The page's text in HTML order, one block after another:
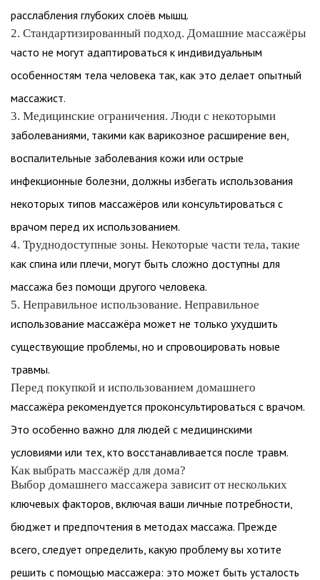
расслабления глубоких слоёв мышц.
2. Стандартизированный подход. Домашние массажёры
часто не могут адаптироваться к индивидуальным
особенностям тела человека так, как это делает опытный
массажист.
3. Медицинские ограничения. Люди с некоторыми
заболеваниями, такими как варикозное расширение вен,
воспалительные заболевания кожи или острые
инфекционные болезни, должны избегать использования
некоторых типов массажёров или консультироваться с
врачом перед их использованием.
4. Труднодоступные зоны. Некоторые части тела, такие
как спина или плечи, могут быть сложно доступны для
массажа без помощи другого человека.
5. Неправильное использование. Неправильное
использование массажёра может не только ухудшить
существующие проблемы, но и спровоцировать новые
травмы.
Перед покупкой и использованием домашнего
массажёра рекомендуется проконсультироваться с врачом.
Это особенно важно для людей с медицинскими
условиями или тех, кто восстанавливается после травм.
Как выбрать массажёр для дома?
Выбор домашнего массажера зависит от нескольких
ключевых факторов, включая ваши личные потребности,
бюджет и предпочтения в методах массажа. Прежде
всего, следует определить, какую проблему вы хотите
решить с помощью массажера: это может быть усталость